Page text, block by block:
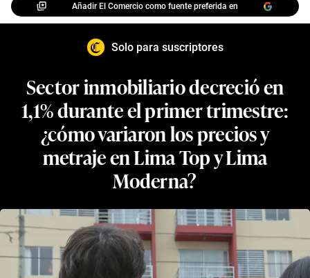
Añadir El Comercio como fuente preferida en
Solo para suscriptores
Sector inmobiliario decreció en
1,1% durante el primer trimestre:
¿cómo variaron los precios y
metraje en Lima Top y Lima
Moderna?